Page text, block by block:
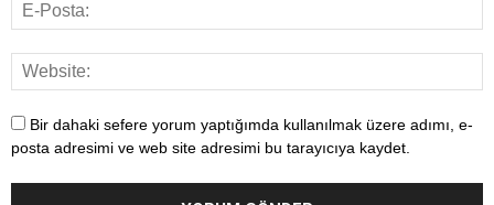
Bir dahaki sefere yorum yaptığımda kullanılmak üzere adımı, e-
posta adresimi ve web site adresimi bu tarayıcıya kaydet.